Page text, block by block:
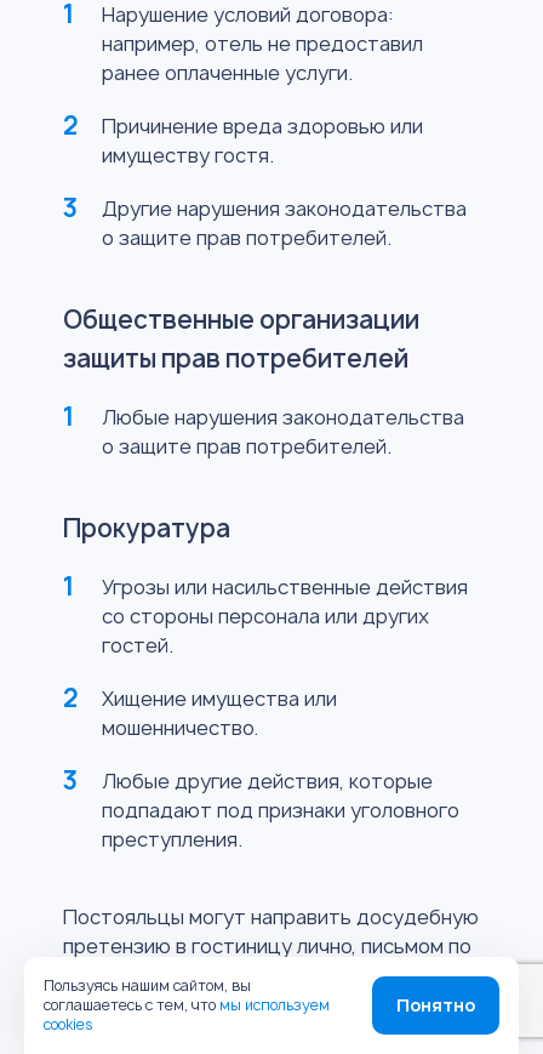
Нарушение условий договора:
например, отель не предоставил
ранее оплаченные услуги.
Причинение вреда здоровью или
имуществу гостя.
Другие нарушения законодательства
о защите прав потребителей.
Общественные организации
защиты прав потребителей
Любые нарушения законодательства
о защите прав потребителей.
Прокуратура
Угрозы или насильственные действия
со стороны персонала или других
гостей.
Хищение имущества или
мошенничество.
Любые другие действия, которые
подпадают под признаки уголовного
преступления.
Постояльцы могут направить досудебную
претензию в гостиницу лично, письмом по
почте или электронно на сайте
Роспотребнадзора. Для ответа на жалобу
гостя у гостиницы есть 10 дней.
Пользуясь нашим сайтом, вы
соглашаетесь с тем, что мы используем
cookies
Понятно